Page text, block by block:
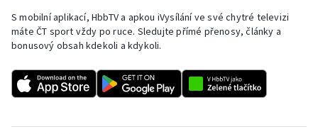
Rychlobruslení
Rychlostní kanoistika
Short track
S mobilní aplikací, HbbTV a apkou iVysílání ve své chytré televizi
máte ČT sport vždy po ruce. Sledujte přímé přenosy, články a
bonusový obsah kdekoli a kdykoli.